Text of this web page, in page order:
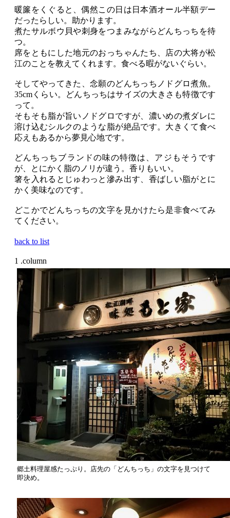
暖簾をくぐると、偶然この日は日本酒オール半額デー
だったらしい。助かります。
煮たサルボウ貝や刺身をつまみながらどんちっちを待
つ。
席をともにした地元のおっちゃんたち、店の大将が松
江のことを教えてくれます。食べる暇がないぐらい。
そしてやってきた、念願のどんちっちノドグロ煮魚。
35cmくらい。どんちっちはサイズの大きさも特徴です
って。
そもそも脂が旨いノドグロですが、濃いめの煮ダレに
溶け込むシルクのような脂が絶品です。大きくて食べ
応えもあるから夢見心地です。
どんちっちブランドの味の特徴は、アジもそうです
が、とにかく脂のノリが違う。香りもいい。
箸を入れるとじゅわっと滲み出す、香ばしい脂がとに
かく美味なのです。
どこかでどんちっちの文字を見かけたら是非食べてみ
てください。
back to list
郷土料理屋感たっぷり。店先の「どんちっち」の文字を見つけて
即決め。